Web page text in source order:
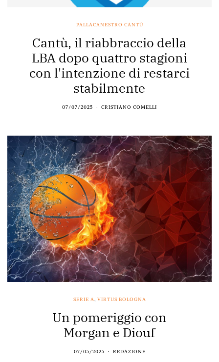
PALLACANESTRO CANTÙ
Cantù, il riabbraccio della
LBA dopo quattro stagioni
con l'intenzione di restarci
stabilmente
07/07/2025 CRISTIANO COMELLI
SERIE A, VIRTUS BOLOGNA
Un pomeriggio con
Morgan e Diouf
07/05/2025 REDAZIONE